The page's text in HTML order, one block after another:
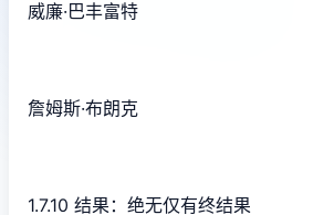
威廉·巴丰富特
詹姆斯·布朗克
1.7.10 结果：绝无仅有终结果